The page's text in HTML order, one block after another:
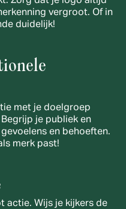
vergroot. Of in
duidelijk!
met je doelgroep
je publiek en
en behoeften.
merk past!
actie. Wijs je kijkers de